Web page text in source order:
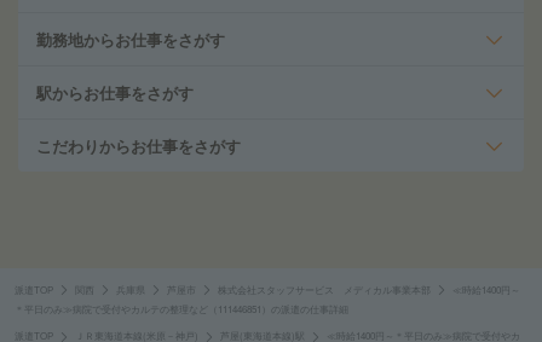
勤務地からお仕事をさがす
駅からお仕事をさがす
こだわりからお仕事をさがす
派遣TOP 関西 兵庫県 芦屋市 株式会社スタッフサービス メディカル事業本部
≪時給1400円～
＊平日のみ≫病院で受付やカルテの整理など（111446851）の派遣の仕事詳細
派遣TOP ＪＲ東海道本線(米原－神戸) 芦屋(東海道本線)駅 ≪時給1400円～＊平日のみ≫病院で受付やカ